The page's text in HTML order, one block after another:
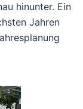
hinunter. Ein
Jahren